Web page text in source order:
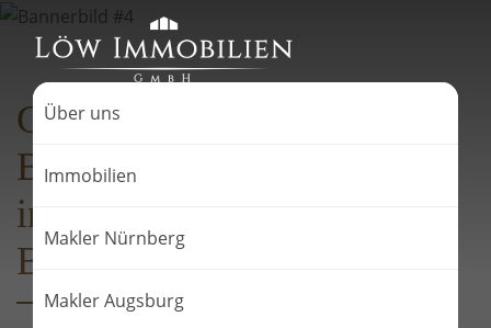
Über uns
Immobilien
Makler Nürnberg
Makler Augsburg
Gutachter wenden bei der
Bewertung einer Immobilie
in der Regel drei mögliche
Bewertungsverfahren an.